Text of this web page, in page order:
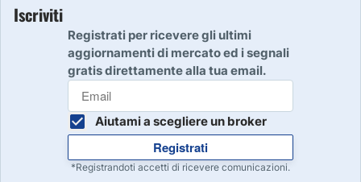
Iscriviti
Registrati per ricevere gli ultimi
aggiornamenti di mercato ed i segnali
gratis direttamente alla tua email.
Aiutami a scegliere un broker
Registrati
*Registrandoti accetti di ricevere comunicazioni.